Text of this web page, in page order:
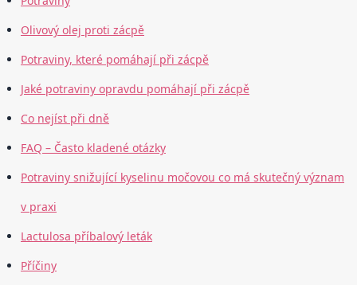
Olivový olej proti zácpě
Potraviny, které pomáhají při zácpě
Jaké potraviny opravdu pomáhají při zácpě
Co nejíst při dně
FAQ – Často kladené otázky
Potraviny snižující kyselinu močovou co má skutečný význam
v praxi
Lactulosa příbalový leták
Příčiny